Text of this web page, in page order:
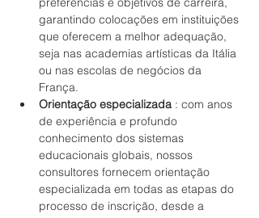
garantindo colocações em instituições
que oferecem a melhor adequação,
seja nas academias artísticas da Itália
ou nas escolas de negócios da
França.
Orientação especializada : com anos
de experiência e profundo
conhecimento dos sistemas
educacionais globais, nossos
consultores fornecem orientação
especializada em todas as etapas do
processo de inscrição, desde a